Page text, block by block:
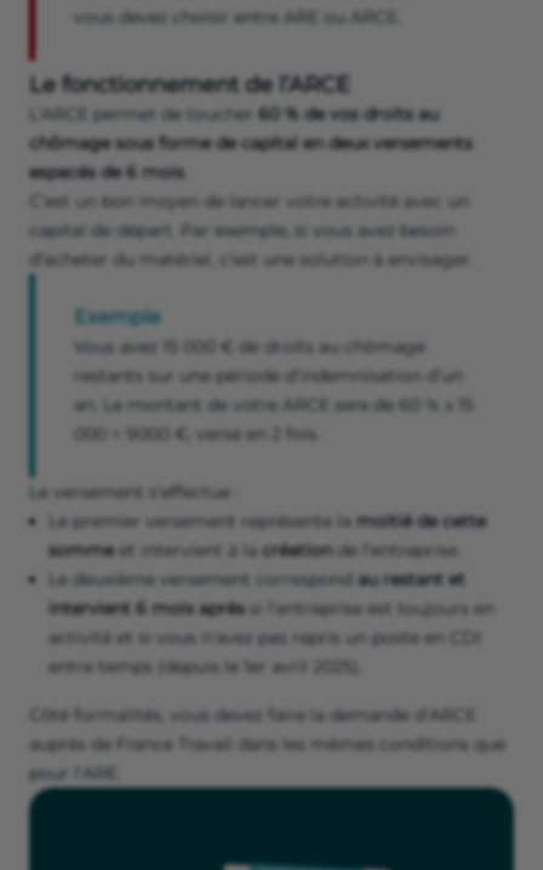
vous devez choisir entre ARE ou ARCE.
Le fonctionnement de l’ARCE
L’ARCE permet de toucher 60 % de vos droits au
chômage sous forme de capital en deux versements
espacés de 6 mois.
C’est un bon moyen de lancer votre activité avec un
capital de départ. Par exemple, si vous avez besoin
d’acheter du matériel, c’est une solution à envisager.
Exemple
Vous avez 15 000 € de droits au chômage
restants sur une période d’indemnisation d’un
an. Le montant de votre ARCE sera de 60 % x 15
000 = 9000 €, versé en 2 fois.
Le versement s’effectue :
Le premier versement représente la moitié de cette
sommeet intervient à la créationde l’entreprise.
Le deuxième versement correspond au restant et
intervient 6 mois après si l’entreprise est toujours en
activité et si vous n'avez pas repris un poste en CDI
entre temps (depuis le 1er avril 2025).
Côté formalités, vous devez faire la demande d’ARCE
auprès de France Travail dans les mêmes conditions que
pour l’ARE.